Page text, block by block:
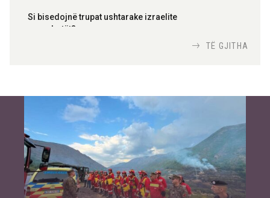
Si bisedojnë trupat ushtarake izraelite
me robotët?
inteligjente izraelite
Or Shalom
TË GJITHA